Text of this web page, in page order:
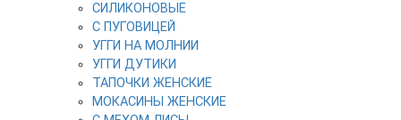
СИЛИКОНОВЫЕ
С ПУГОВИЦЕЙ
УГГИ НА МОЛНИИ
УГГИ ДУТИКИ
ТАПОЧКИ ЖЕНСКИЕ
МОКАСИНЫ ЖЕНСКИЕ